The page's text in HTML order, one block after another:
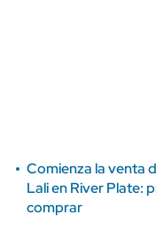
Comienza la venta
Lali en River Plate:
comprar